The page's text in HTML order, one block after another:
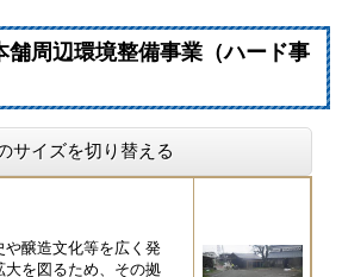
舗周辺環境整備事業（ハード事
サイズを切り替える
醸造文化等を広く発
を図るため、その拠